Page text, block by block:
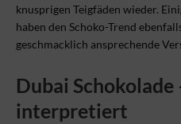
knusprigen Teigfäden wieder.
haben den Schoko-Trend
geschmacklich ansprechende
Dubai Schokolade
interpretiert